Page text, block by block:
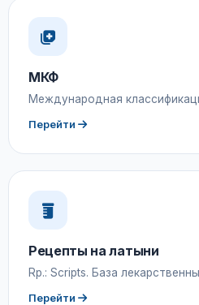
МКФ
Международная
Перейти
Рецепты на латыни
Rp.: Scripts. База
Перейти